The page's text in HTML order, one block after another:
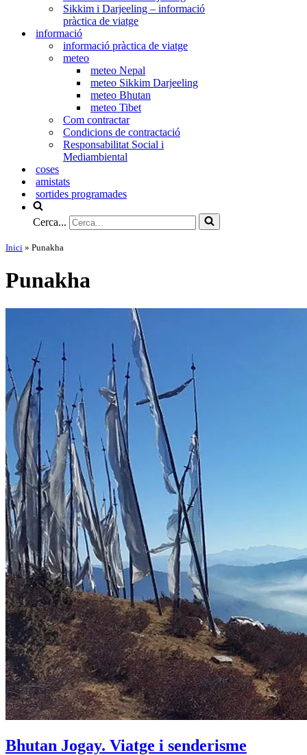
Sikkim i Darjeeling – informació
pràctica de viatge
informació
informació pràctica de viatge
meteo
meteo Nepal
meteo Sikkim Darjeeling
meteo Bhutan
meteo Tibet
Com contractar
Condicions de contractació
Responsabilitat Social i
Mediambiental
coses
amistats
sortides programades
Cerca...
Inici » Punakha
Punakha
Bhutan Jogay. Viatge i senderisme